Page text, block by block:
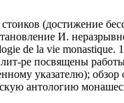
(достижение
И.
de la vie monastique.
ре посвящены
указателю);
антологию